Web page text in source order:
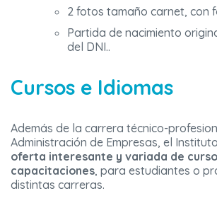
2 fotos tamaño carnet, con
Partida de nacimiento
del DNI..
Cursos e Idiomas
Además de la carrera técnico-
Administración de Empresas, el
oferta interesante y variada de
capacitaciones, para estudiantes o
distintas carreras.